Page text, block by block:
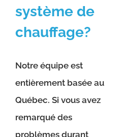
système de
chauffage?
Notre équipe est
entièrement basée au
Québec. Si vous avez
remarqué des
problèmes durant